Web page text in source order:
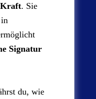
. Sie
Signatur
du, wie